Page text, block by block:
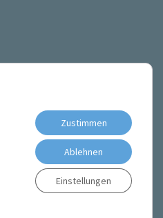
Zustimmen
Ablehnen
Einstellungen